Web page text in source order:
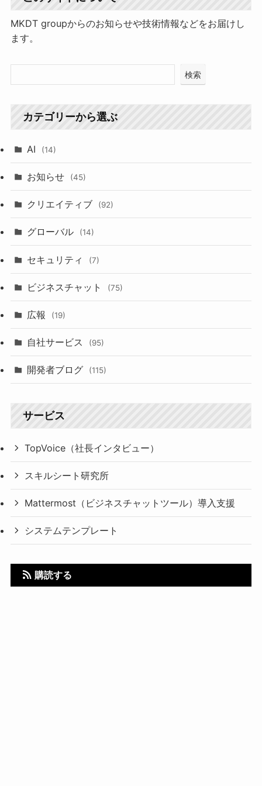
MKDT groupからのお知らせや技術情報などをお届けし
ます。
検索
カテゴリーから選ぶ
AI (14)
お知らせ (45)
クリエイティブ (92)
グローバル (14)
セキュリティ (7)
ビジネスチャット (75)
広報 (19)
自社サービス (95)
開発者ブログ (115)
サービス
TopVoice（社長インタビュー）
スキルシート研究所
Mattermost（ビジネスチャットツール）導入支援
システムテンプレート
購読する